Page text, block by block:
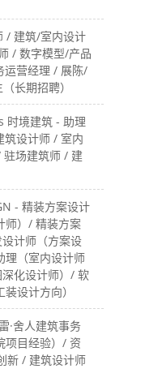
/ 建筑/室内设计
/ 数字模型/产品
运营经理 / 展陈/
长期招聘）
时境建筑 - 助理
筑设计师 / 室内
场建筑师 / 建
- 精装方案设计
师）/ 精装方案
计师（方案设
理（室内设计师
化设计师）/ 软
设计方向）
·舍人建筑事务
项目经验）/ 资
新 / 建筑设计师